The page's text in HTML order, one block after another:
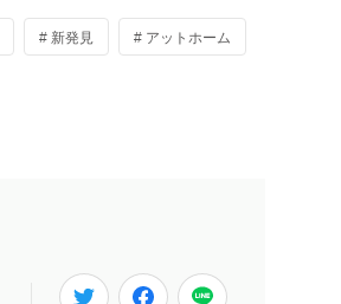
# 新発見 # アットホーム